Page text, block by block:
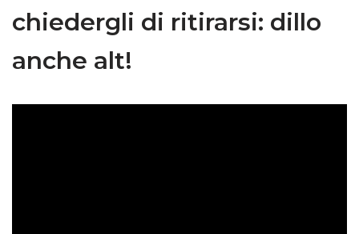
chiedergli di ritirarsi: dillo
anche alt!